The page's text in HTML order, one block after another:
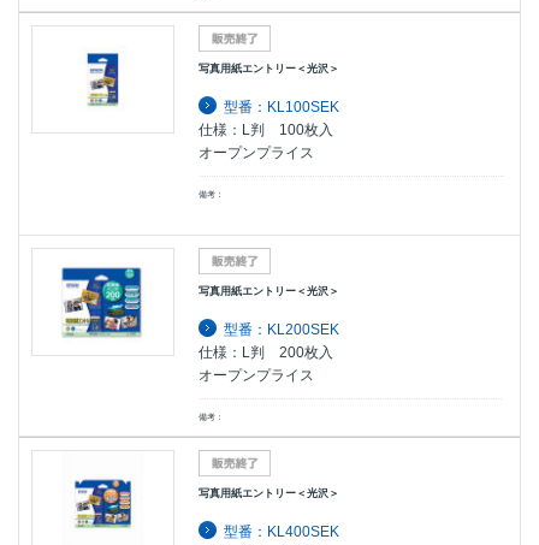
写真用紙エントリー＜光沢＞
型番：KL100SEK
仕様：L判 100枚入
オープンプライス
備考：
写真用紙エントリー＜光沢＞
型番：KL200SEK
仕様：L判 200枚入
オープンプライス
備考：
写真用紙エントリー＜光沢＞
型番：KL400SEK